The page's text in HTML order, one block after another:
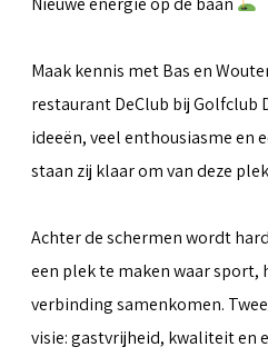
Maak kennis met Bas en
restaurant DeClub bij Golfclub
ideeën, veel enthousiasme en
staan zij klaar om van deze
Achter de schermen wordt
een plek te maken waar sport,
verbinding samenkomen.
visie: gastvrijheid, kwaliteit en